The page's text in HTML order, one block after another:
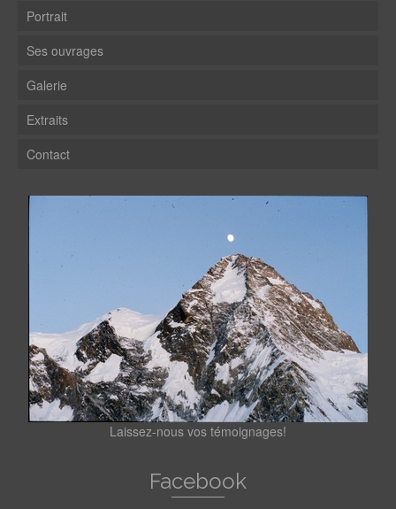
Portrait
Ses ouvrages
Galerie
Extraits
Contact
Laissez-nous vos témoignages!
Facebook